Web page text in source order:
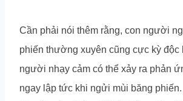
Cần phải nói thêm rằng, con người
phiến thường xuyên cũng cực kỳ độc
người nhạy cảm có thể xảy ra phản
ngay lập tức khi ngửi mùi băng